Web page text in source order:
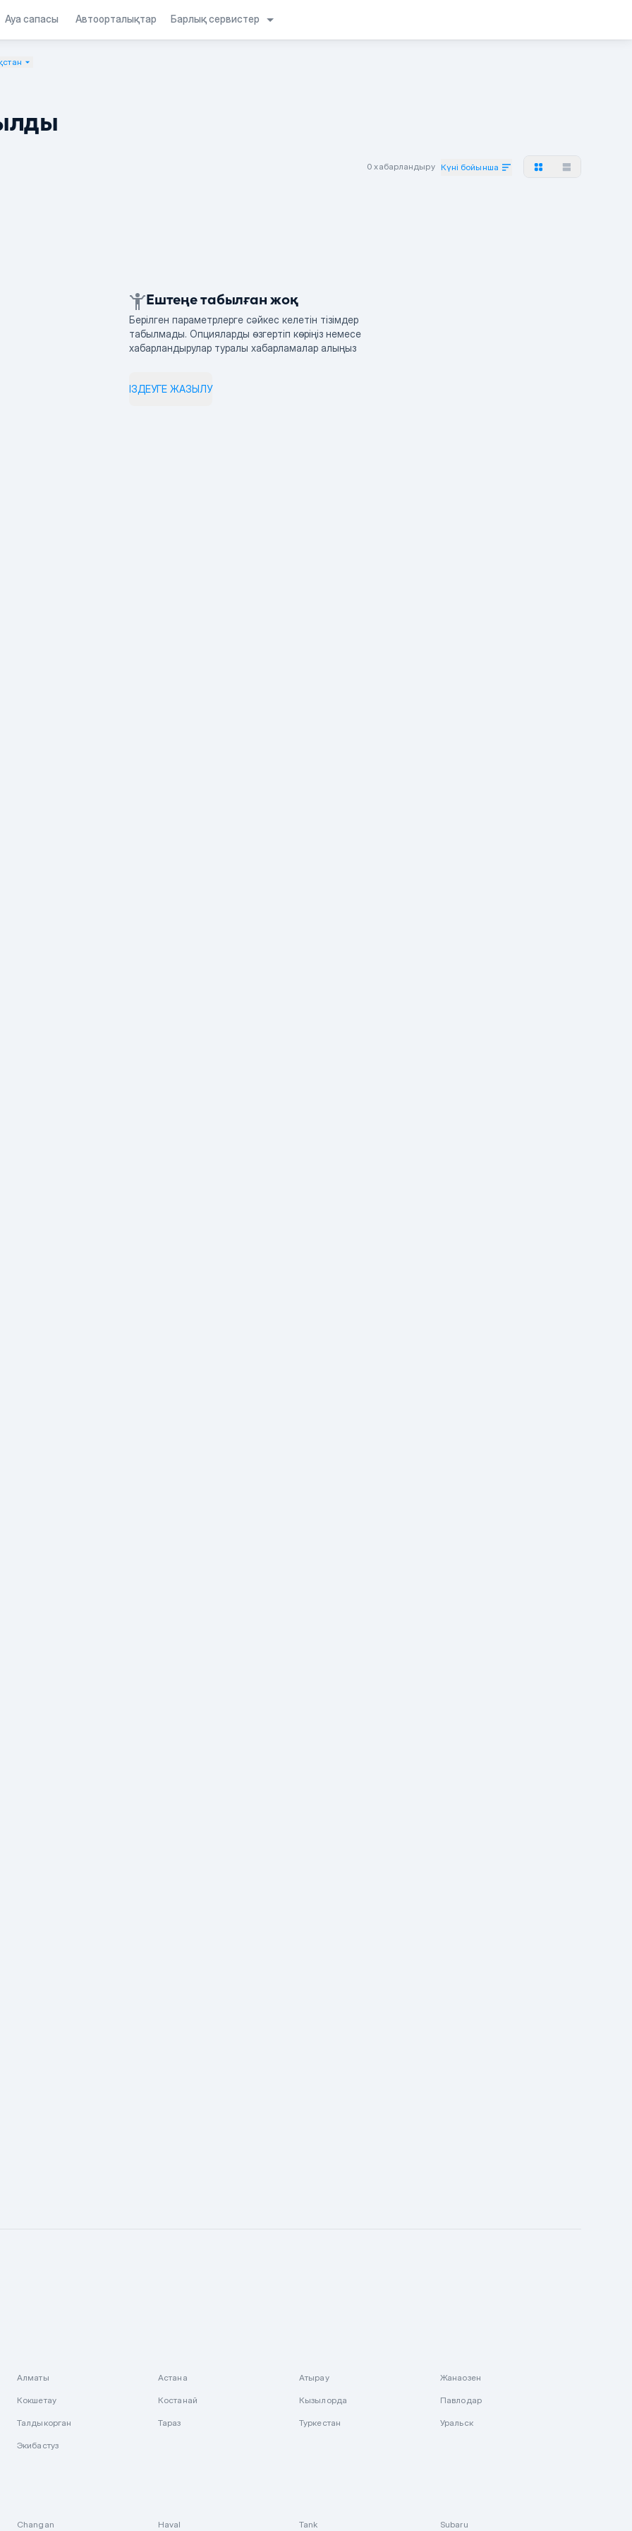
Ауа сапасы Автоорталықтар Барлық сервистер
0 хабарландыру Күні бойынша
Ештеңе табылған жоқ
Берілген параметрлерге сәйкес келетін тізімдер
табылмады. Опцияларды өзгертіп көріңіз немесе
хабарландырулар туралы хабарламалар алыңыз
ІЗДЕУГЕ ЖАЗЫЛУ
Алматы Астана Атырау Жанаозен
Кокшетау Костанай Кызылорда Павлодар
Талдыкорган Тараз Туркестан Уральск
Экибастуз
Changan Haval Tank Subaru